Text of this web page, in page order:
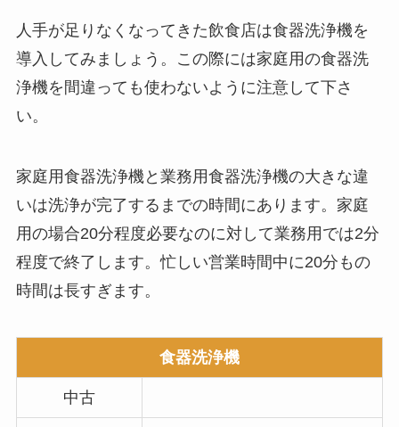
人手が足りなくなってきた飲食店は食器洗浄機を
導入してみましょう。この際には家庭用の食器洗
浄機を間違っても使わないように注意して下さ
い。
家庭用食器洗浄機と業務用食器洗浄機の大きな違
いは洗浄が完了するまでの時間にあります。家庭
用の場合20分程度必要なのに対して業務用では2分
程度で終了します。忙しい営業時間中に20分もの
時間は長すぎます。
食器洗浄機
中古